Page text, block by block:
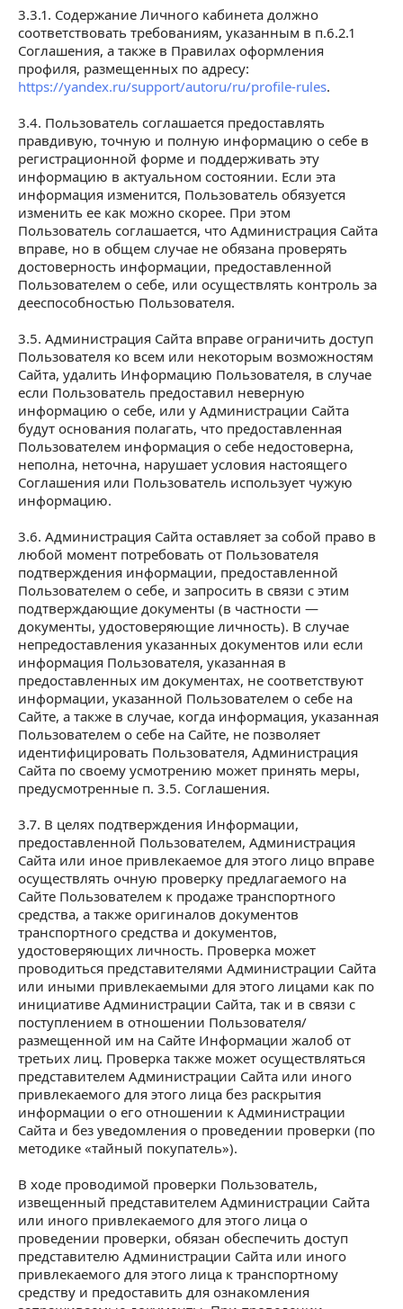
3.3.1. Содержание Личного кабинета должно
соответствовать требованиям, указанным в п.6.2.1
Соглашения, а также в Правилах оформления
профиля, размещенных по адресу:
https://yandex.ru/support/autoru/ru/profile-rules.
3.4. Пользователь соглашается предоставлять
правдивую, точную и полную информацию о себе в
регистрационной форме и поддерживать эту
информацию в актуальном состоянии. Если эта
информация изменится, Пользователь обязуется
изменить ее как можно скорее. При этом
Пользователь соглашается, что Администрация Сайта
вправе, но в общем случае не обязана проверять
достоверность информации, предоставленной
Пользователем о себе, или осуществлять контроль за
дееспособностью Пользователя.
3.5. Администрация Сайта вправе ограничить доступ
Пользователя ко всем или некоторым возможностям
Сайта, удалить Информацию Пользователя, в случае
если Пользователь предоставил неверную
информацию о себе, или у Администрации Сайта
будут основания полагать, что предоставленная
Пользователем информация о себе недостоверна,
неполна, неточна, нарушает условия настоящего
Соглашения или Пользователь использует чужую
информацию.
3.6. Администрация Сайта оставляет за собой право в
любой момент потребовать от Пользователя
подтверждения информации, предоставленной
Пользователем о себе, и запросить в связи с этим
подтверждающие документы (в частности —
документы, удостоверяющие личность). В случае
непредоставления указанных документов или если
информация Пользователя, указанная в
предоставленных им документах, не соответствуют
информации, указанной Пользователем о себе на
Сайте, а также в случае, когда информация, указанная
Пользователем о себе на Сайте, не позволяет
идентифицировать Пользователя, Администрация
Сайта по своему усмотрению может принять меры,
предусмотренные п. 3.5. Соглашения.
3.7. В целях подтверждения Информации,
предоставленной Пользователем, Администрация
Сайта или иное привлекаемое для этого лицо вправе
осуществлять очную проверку предлагаемого на
Сайте Пользователем к продаже транспортного
средства, а также оригиналов документов
транспортного средства и документов,
удостоверяющих личность. Проверка может
проводиться представителями Администрации Сайта
или иными привлекаемыми для этого лицами как по
инициативе Администрации Сайта, так и в связи с
поступлением в отношении Пользователя/
размещенной им на Сайте Информации жалоб от
третьих лиц. Проверка также может осуществляться
представителем Администрации Сайта или иного
привлекаемого для этого лица без раскрытия
информации о его отношении к Администрации
Сайта и без уведомления о проведении проверки (по
методике «тайный покупатель»).
В ходе проводимой проверки Пользователь,
извещенный представителем Администрации Сайта
или иного привлекаемого для этого лица о
проведении проверки, обязан обеспечить доступ
представителю Администрации Сайта или иного
привлекаемого для этого лица к транспортному
средству и предоставить для ознакомления